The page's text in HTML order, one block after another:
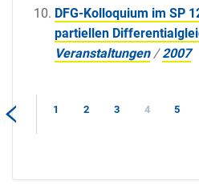
DFG-Kolloquium im SP
partiellen
Veranstaltungen /2007
1 2 3 4 5